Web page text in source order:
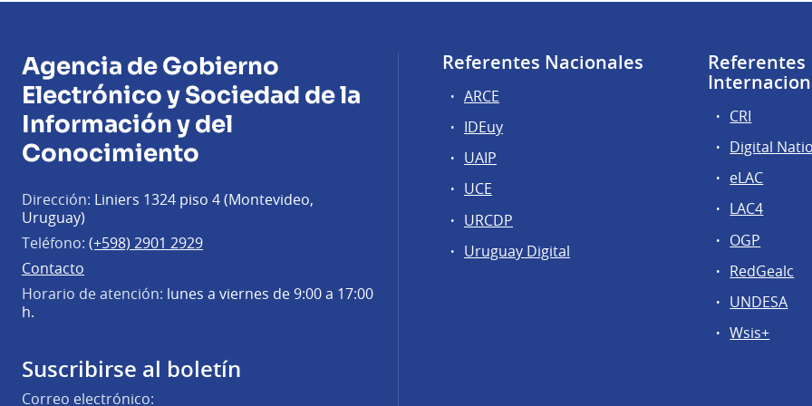
Agencia de Gobierno
Electrónico y Sociedad de la
Información y del
Conocimiento
Dirección: Liniers 1324 piso 4 (Montevideo,
Uruguay)
Teléfono: (+598) 2901 2929
Contacto
Horario de atención: lunes a viernes de 9:00 a 17:00
h.
Suscribirse al boletín
Correo electrónico:
Referentes Nacionales
ARCE
IDEuy
UAIP
UCE
URCDP
Uruguay Digital
Referentes
CRI
Digital
eLAC
LAC4
OGP
RedGealc
UNDESA
Wsis+